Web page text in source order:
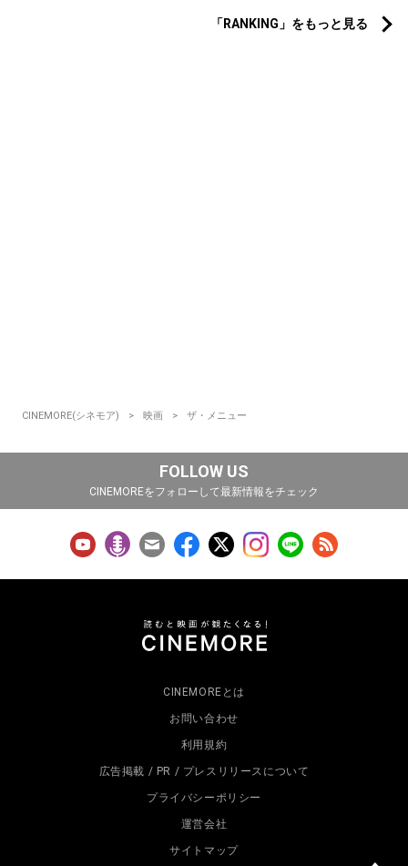
「RANKING」をもっと見る
CINEMORE(シネモア) 映画 ザ・メニュー
FOLLOW US
CINEMOREをフォローして最新情報をチェック
CINEMOREとは
お問い合わせ
利用規約
広告掲載 / PR / プレスリリースについて
プライバシーポリシー
運営会社
サイトマップ